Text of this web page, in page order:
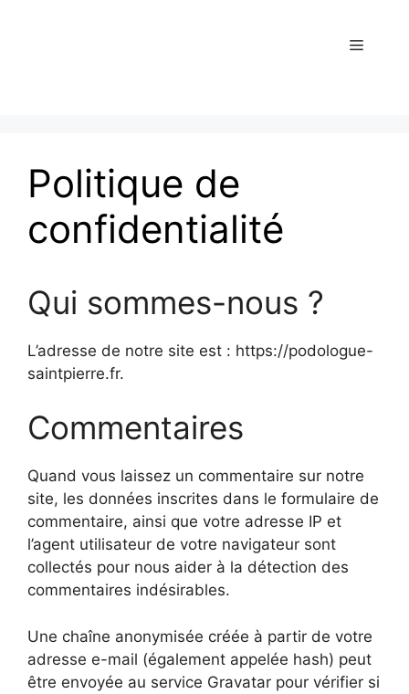
Politique de
confidentialité
Qui sommes-nous ?
L’adresse de notre site est : https://podologue-
saintpierre.fr.
Commentaires
Quand vous laissez un commentaire sur notre
site, les données inscrites dans le formulaire de
commentaire, ainsi que votre adresse IP et
l’agent utilisateur de votre navigateur sont
collectés pour nous aider à la détection des
commentaires indésirables.
Une chaîne anonymisée créée à partir de votre
adresse e-mail (également appelée hash) peut
être envoyée au service Gravatar pour vérifier si